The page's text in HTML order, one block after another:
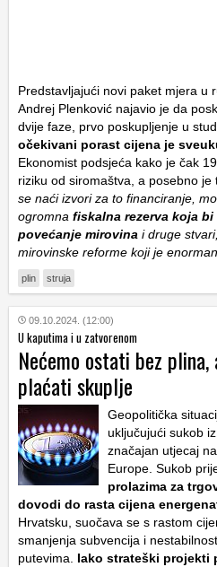
Predstavljajući novi paket mjera u
Andrej Plenković najavio je da
dvije faze, prvo poskupljenje u
očekivani porast cijena je
Ekonomist podsjeća kako je čak
riziku od siromaštva, a posebno je
se naći izvori za to financiranje,
ogromna fiskalna rezerva koja
povećanje mirovina i druge
mirovinske reforme koji je enorman.
plin struja
09.10.2024. (12:00)
U kaputima i u zatvorenom
Nećemo ostati bez
plaćati skuplje
Geopolitička
uključujući sukob
značajan utjecaj
Europe. Sukob
prolazima za
dovodi do rasta cijena
Hrvatsku, suočava se s rastom
smanjenja subvencija i
putevima. Iako strateški projekti